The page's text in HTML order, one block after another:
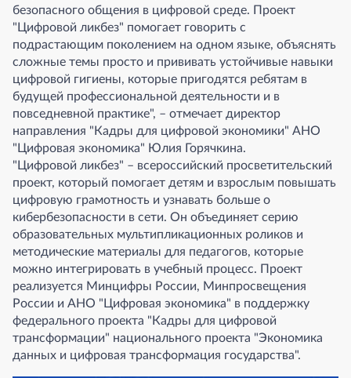
безопасного общения в цифровой среде. Проект
"Цифровой ликбез" помогает говорить с
подрастающим поколением на одном языке, объяснять
сложные темы просто и прививать устойчивые навыки
цифровой гигиены, которые пригодятся ребятам в
будущей профессиональной деятельности и в
повседневной практике", – отмечает директор
направления "Кадры для цифровой экономики" АНО
"Цифровая экономика" Юлия Горячкина.
"Цифровой ликбез" – всероссийский просветительский
проект, который помогает детям и взрослым повышать
цифровую грамотность и узнавать больше о
кибербезопасности в сети. Он объединяет серию
образовательных мультипликационных роликов и
методические материалы для педагогов, которые
можно интегрировать в учебный процесс. Проект
реализуется Минцифры России, Минпросвещения
России и АНО "Цифровая экономика" в поддержку
федерального проекта "Кадры для цифровой
трансформации" национального проекта "Экономика
данных и цифровая трансформация государства".